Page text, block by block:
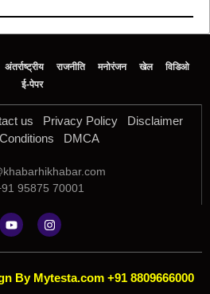
अंतर्राष्ट्रीय राजनीति मनोरंजन खेल
विडिओ
ई-पेपर
us Privacy Policy
Disclaimer
DMCA
95875 70001
By Mytesta.com +91 8809666000